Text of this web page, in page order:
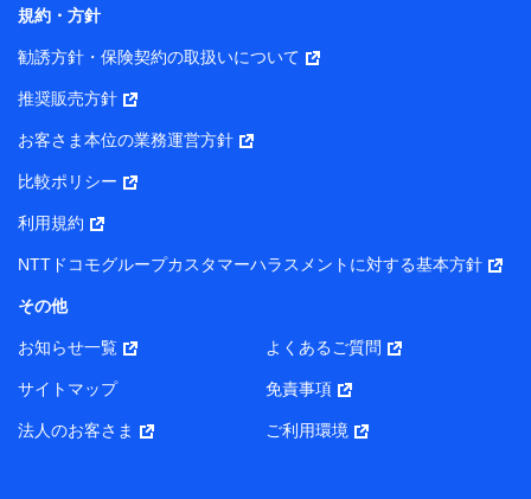
規約・方針
勧誘方針・保険契約の取扱いについて
推奨販売方針
お客さま本位の業務運営方針
比較ポリシー
利用規約
NTTドコモグループカスタマーハラスメントに対する基本方針
その他
お知らせ一覧 よくあるご質問
サイトマップ 免責事項
法人のお客さま ご利用環境